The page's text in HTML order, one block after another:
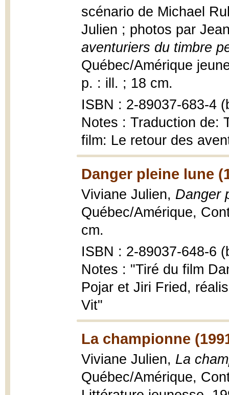
scénario de Michael
Julien ; photos par
aventuriers du timbre
Québec/Amérique
p. : ill. ; 18 cm.
ISBN : 2-89037-683-4
Notes : Traduction de:
film: Le retour des
Danger pleine lune
Viviane Julien, Danger
Québec/Amérique,
cm.
ISBN : 2-89037-648-6
Notes : "Tiré du film
Pojar et Jiri Fried,
Vit"
La championne
Viviane Julien, La
Québec/Amérique,